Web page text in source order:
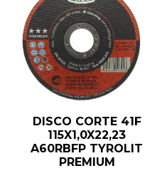
DISCO CORTE 41F
115X1,0X22,23
A60RBFP TYROLIT
PREMIUM